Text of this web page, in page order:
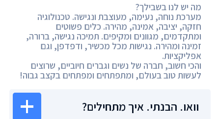
מה יש לנו בשבילך?
מערכת נוחה, נעימה, מעוצבת ונגישה. טכנולוגיה
חזקה, יציבה, אמינה, מהירה. כלים פשוטים
ומתקדמים, מגוונים ומקיפים. תמיכה נגישה, ברורה,
זמינה ומהירה. נגישות מכל מכשיר, ודפדפן, וגם
אפליקציות.
והכי חשוב, חברה של נשים וגברים חיוביים, שרוצים
לעשות טוב בעולם, ומתפתחים ומפתחים בקצב גבוה!
וואו. הבנתי. איך מתחילים?